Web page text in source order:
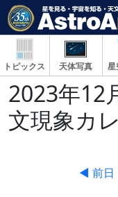
トピックス 天体写真 星
2023年12
文現象カ
◀ 前日